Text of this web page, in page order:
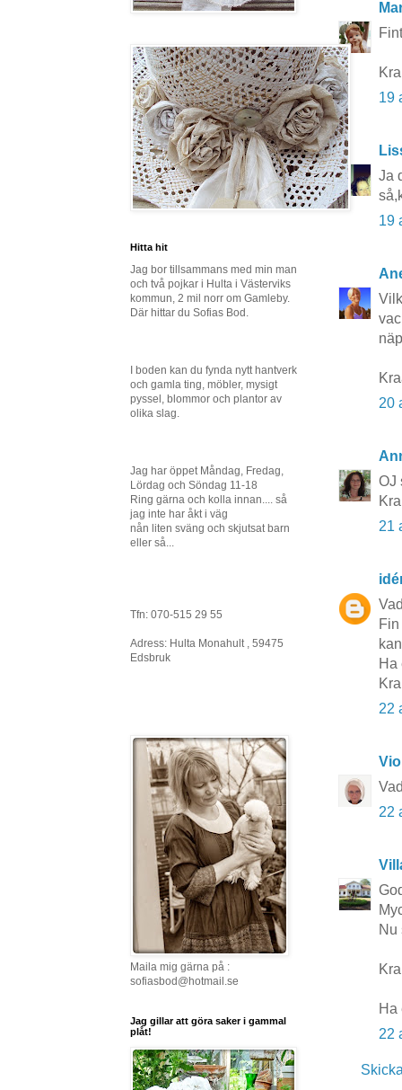
19
Ja
19
20
OJ
21
Ha
22
22
Nu
Ha
22
Hitta hit
Jag bor tillsammans med min man
och två pojkar i Hulta i Västerviks
kommun, 2 mil norr om Gamleby.
Där hittar du Sofias Bod.
I boden kan du fynda nytt hantverk
och gamla ting, möbler, mysigt
pyssel, blommor och plantor av
olika slag.
Jag har öppet Måndag, Fredag,
Lördag och Söndag 11-18
Ring gärna och kolla innan.... så
jag inte har åkt i väg
nån liten sväng och skjutsat barn
eller så...
Tfn: 070-515 29 55
Adress: Hulta Monahult , 59475
Edsbruk
Maila mig gärna på :
sofiasbod@hotmail.se
Jag gillar att göra saker i gammal
plåt!